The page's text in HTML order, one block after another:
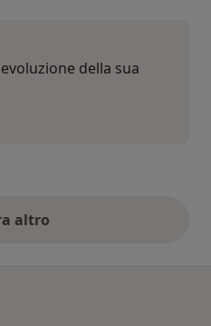
della sua
altro
opinioni di cui sopra